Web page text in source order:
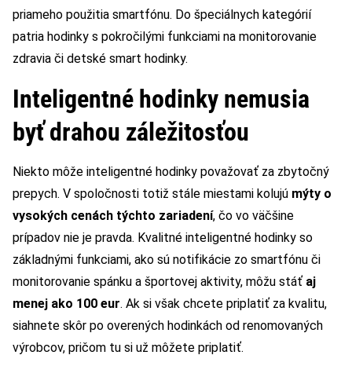
priameho použitia smartfónu. Do špeciálnych kategórií
patria hodinky s pokročilými funkciami na monitorovanie
zdravia či detské smart hodinky.
Inteligentné hodinky nemusia
byť drahou záležitosťou
Niekto môže inteligentné hodinky považovať za zbytočný
prepych. V spoločnosti totiž stále miestami kolujú mýty o
vysokých cenách týchto zariadení, čo vo väčšine
prípadov nie je pravda. Kvalitné inteligentné hodinky so
základnými funkciami, ako sú notifikácie zo smartfónu či
monitorovanie spánku a športovej aktivity, môžu stáť aj
menej ako 100 eur. Ak si však chcete priplatiť za kvalitu,
siahnete skôr po overených hodinkách od renomovaných
výrobcov, pričom tu si už môžete priplatiť.